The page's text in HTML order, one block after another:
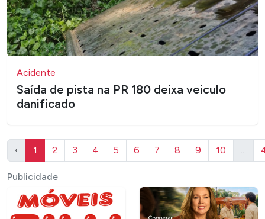
Acidente
Saída de pista na PR 180 deixa veiculo
danificado
‹ 1 2 3 4 5 6 7 8 9 10 ...
Publicidade